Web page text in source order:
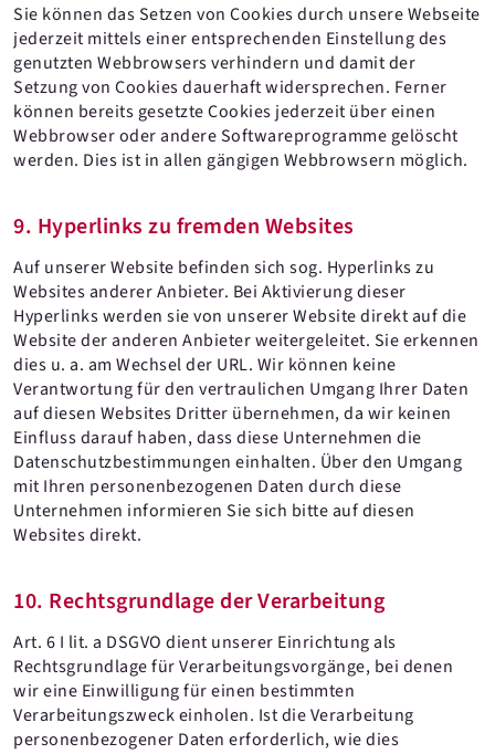
Sie können das Setzen von Cookies durch unsere Webseite
jederzeit mittels einer entsprechenden Einstellung des
genutzten Webbrowsers verhindern und damit der
Setzung von Cookies dauerhaft widersprechen. Ferner
können bereits gesetzte Cookies jederzeit über einen
Webbrowser oder andere Softwareprogramme gelöscht
werden. Dies ist in allen gängigen Webbrowsern möglich.
9. Hyperlinks zu fremden Websites
Auf unserer Website befinden sich sog. Hyperlinks zu
Websites anderer Anbieter. Bei Aktivierung dieser
Hyperlinks werden sie von unserer Website direkt auf die
Website der anderen Anbieter weitergeleitet. Sie erkennen
dies u. a. am Wechsel der URL. Wir können keine
Verantwortung für den vertraulichen Umgang Ihrer Daten
auf diesen Websites Dritter übernehmen, da wir keinen
Einfluss darauf haben, dass diese Unternehmen die
Datenschutzbestimmungen einhalten. Über den Umgang
mit Ihren personenbezogenen Daten durch diese
Unternehmen informieren Sie sich bitte auf diesen
Websites direkt.
10. Rechtsgrundlage der Verarbeitung
Art. 6 I lit. a DSGVO dient unserer Einrichtung als
Rechtsgrundlage für Verarbeitungsvorgänge, bei denen
wir eine Einwilligung für einen bestimmten
Verarbeitungszweck einholen. Ist die Verarbeitung
personenbezogener Daten erforderlich, wie dies